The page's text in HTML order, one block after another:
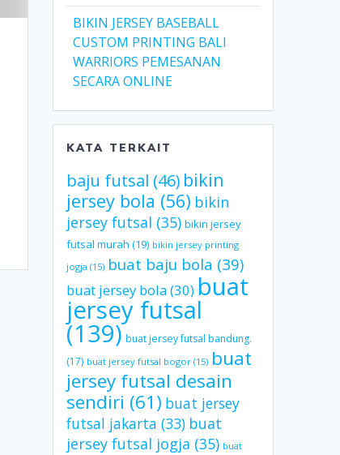
BIKIN JERSEY BASEBALL
CUSTOM PRINTING BALI
WARRIORS PEMESANAN
SECARA ONLINE
KATA TERKAIT
baju futsal (46) bikin
jersey bola (56) bikin
jersey futsal (35) bikin jersey
futsal murah (19) bikin jersey printing
jogja (15) buat baju bola (39)
buat jersey bola(30) buat
jersey futsal
(139) buat jersey futsal bandung.
(17) buat jersey futsal bogor (15) buat
jersey futsal desain
sendiri (61) buat jersey
futsal jakarta (33) buat
jersey futsal jogja (35) buat